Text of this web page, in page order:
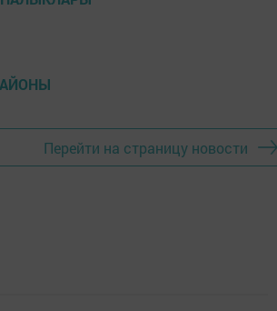
Перейти на страницу новости